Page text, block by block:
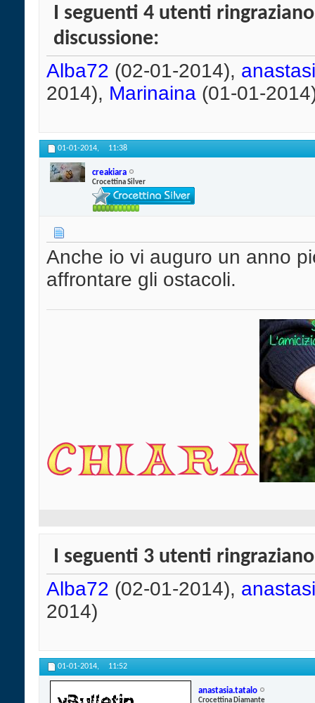
I seguenti 4 utenti
discussione:
Alba72 (02-01-2014),
2014), Marinaina (01-01-
01-01-2014, 11:38
creakiara
Crocettina Silver
Anche io vi auguro un anno
affrontare gli ostacoli.
I seguenti 3 utenti
Alba72 (02-01-2014),
2014)
01-01-2014, 11:52
anastasia.tatalo
Crocettina Diamante